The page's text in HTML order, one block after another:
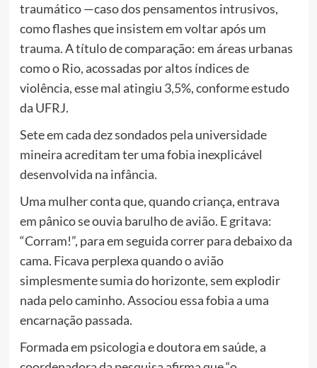
traumático —caso dos pensamentos intrusivos,
como flashes que insistem em voltar após um
trauma. A título de comparação: em áreas urbanas
como o Rio, acossadas por altos índices de
violência, esse mal atingiu 3,5%, conforme estudo
da UFRJ.
Sete em cada dez sondados pela universidade
mineira acreditam ter uma fobia inexplicável
desenvolvida na infância.
Uma mulher conta que, quando criança, entrava
em pânico se ouvia barulho de avião. E gritava:
“Corram!”, para em seguida correr para debaixo da
cama. Ficava perplexa quando o avião
simplesmente sumia do horizonte, sem explodir
nada pelo caminho. Associou essa fobia a uma
encarnação passada.
Formada em psicologia e doutora em saúde, a